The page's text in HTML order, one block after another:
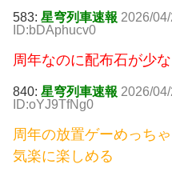
583: 星穹列車速報 2026/
ID:bDAphucv0
周年なのに配布石が少
840: 星穹列車速報 2026/
ID:oYJ9TfNg0
周年の放置ゲーめっち
気楽に楽しめる